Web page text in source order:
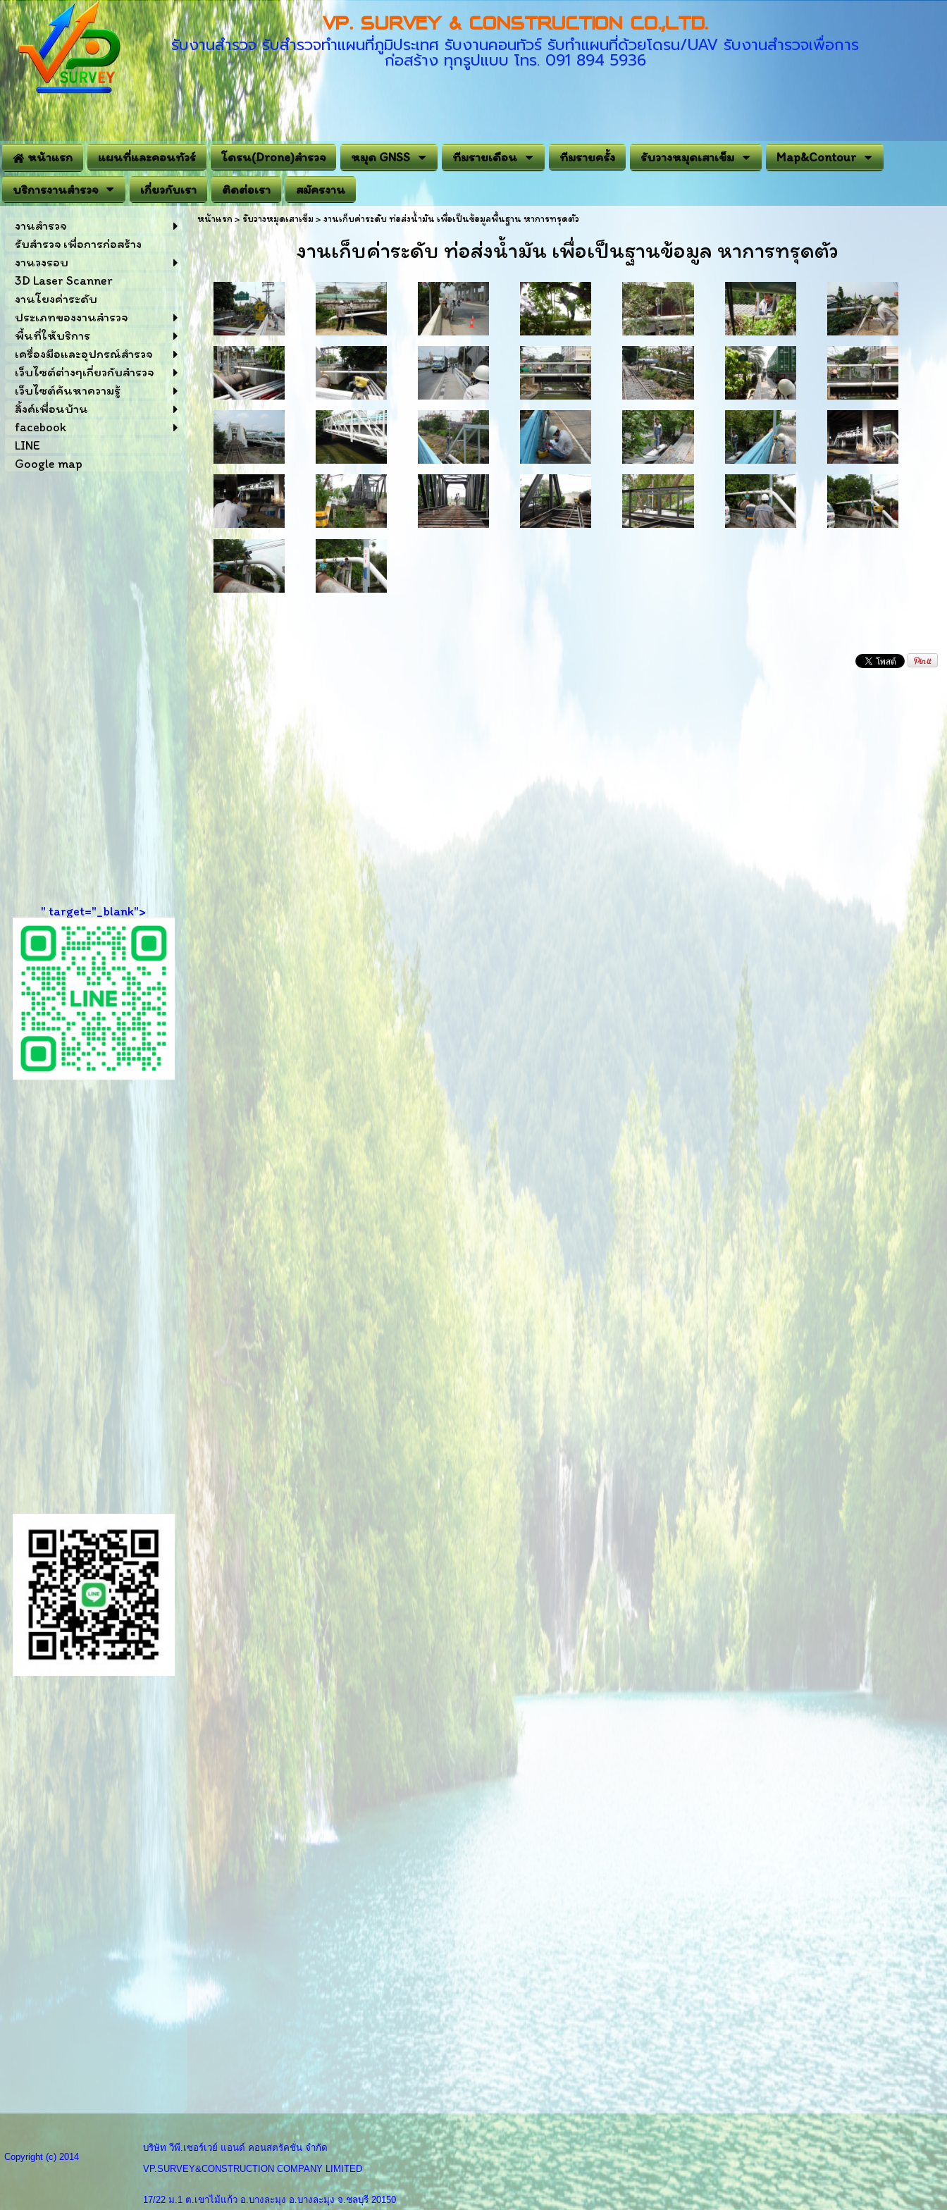
VP. SURVEY & CONSTRUCTION CO.,LTD.
รับงานสำรวจ รับสำรวจทำแผนที่ภูมิประเทศ รับงานคอนทัวร์ รับทำแผนที่ด้วยโดรน/UAV รับงานสำรวจเพื่อการ
ก่อสร้าง ทุกรูปแบบ โทร. 091 894 5936
หน้าแรก แผนที่และคอนทัวร์ โดรน(Drone)สำรวจ หมุด GNSS ทีมรายเดือน ทีมรายครั้ง รับวางหมุดเสาเข็ม Map&Contour
บริการงานสำรวจ เกี่ยวกับเรา ติดต่อเรา สมัครงาน
งานสำรวจ
รับสำรวจ เพื่อการก่อสร้าง
งานวงรอบ
3D Laser Scanner
งานโยงค่าระดับ
ประเภทของงานสำรวจ
พื้นที่ให้บริการ
เครื่องมือและอุปกรณ์สำรวจ
เว็บไซต์ต่างๆเกี่ยวกับสำรวจ
เว็บไซต์ค้นหาความรู้
ลิ้งค์เพื่อนบ้าน
facebook
LINE
Google map
" target="_blank">
หน้าแรก> รับวางหมุดเสาเข็ม> งานเก็บค่าระดับ ท่อส่งน้ำมัน เพื่อเป็นข้อมูลพื้นฐาน หาการทรุดตัว
งานเก็บค่าระดับ ท่อส่งน้ำมัน เพื่อเป็นฐานข้อมูล หาการทรุดตัว
Copyright (c) 2014
บริษัท วีพี.เซอร์เวย์ แอนด์ คอนสตรัคชั่น จำกัด
VP.SURVEY&CONSTRUCTION COMPANY LIMITED
17/22 ม.1 ต.เขาไม้แก้ว อ.บางละมุง อ.บางละมุง จ.ชลบุรี 20150